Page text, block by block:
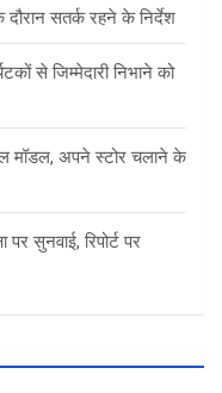
दौरान सतर्क रहने के निर्देश
से जिम्मेदारी निभाने को
मॉडल, अपने स्टोर चलाने के
पर सुनवाई, रिपोर्ट पर